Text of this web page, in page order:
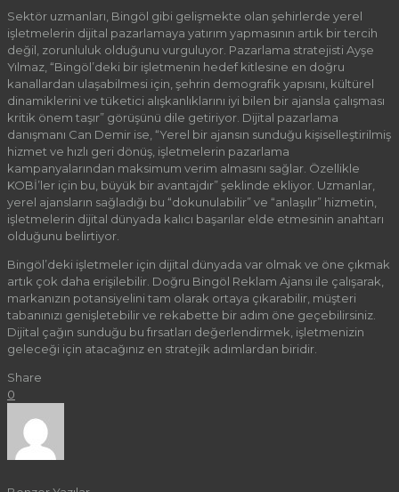
Sektör uzmanları, Bingöl gibi gelişmekte olan şehirlerde yerel
işletmelerin dijital pazarlamaya yatırım yapmasının artık bir tercih
değil, zorunluluk olduğunu vurguluyor. Pazarlama stratejisti Ayşe
Yılmaz, “Bingöl’deki bir işletmenin hedef kitlesine en doğru
kanallardan ulaşabilmesi için, şehrin demografik yapısını, kültürel
dinamiklerini ve tüketici alışkanlıklarını iyi bilen bir ajansla çalışması
kritik önem taşır” görüşünü dile getiriyor. Dijital pazarlama
danışmanı Can Demir ise, “Yerel bir ajansın sunduğu kişiselleştirilmiş
hizmet ve hızlı geri dönüş, işletmelerin pazarlama
kampanyalarından maksimum verim almasını sağlar. Özellikle
KOBİ’ler için bu, büyük bir avantajdır” şeklinde ekliyor. Uzmanlar,
yerel ajansların sağladığı bu “dokunulabilir” ve “anlaşılır” hizmetin,
işletmelerin dijital dünyada kalıcı başarılar elde etmesinin anahtarı
olduğunu belirtiyor.
Bingöl’deki işletmeler için dijital dünyada var olmak ve öne çıkmak
artık çok daha erişilebilir. Doğru Bingöl Reklam Ajansı ile çalışarak,
markanızın potansiyelini tam olarak ortaya çıkarabilir, müşteri
tabanınızı genişletebilir ve rekabette bir adım öne geçebilirsiniz.
Dijital çağın sunduğu bu fırsatları değerlendirmek, işletmenizin
geleceği için atacağınız en stratejik adımlardan biridir.
Share
0